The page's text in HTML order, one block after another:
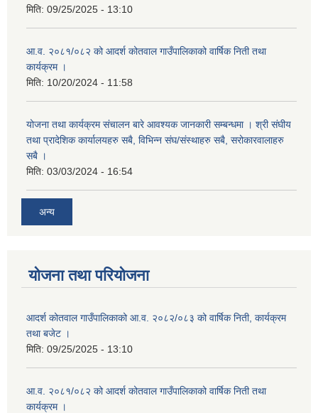
मिति: 09/25/2025 - 13:10
आ.व. २०८१/०८२ को आदर्श कोतवाल गाउँपालिकाको वार्षिक निती तथा
कार्यक्रम ।
मिति: 10/20/2024 - 11:58
योजना तथा कार्यक्रम संचालन बारे आवश्यक जानकारी सम्बन्धमा । श्री संघीय
तथा प्रादेशिक कार्यालयहरु सबै, विभिन्‍न संघ/संस्थाहरु सबै, सरोकारवालाहरु
सबै ।
मिति: 03/03/2024 - 16:54
अन्य
योजना तथा परियोजना
आदर्श कोतवाल गाउँपालिकाको आ.व. २०८२/०८३ को वार्षिक निती, कार्यक्रम
तथा बजेट ।
मिति: 09/25/2025 - 13:10
आ.व. २०८१/०८२ को आदर्श कोतवाल गाउँपालिकाको वार्षिक निती तथा
कार्यक्रम ।